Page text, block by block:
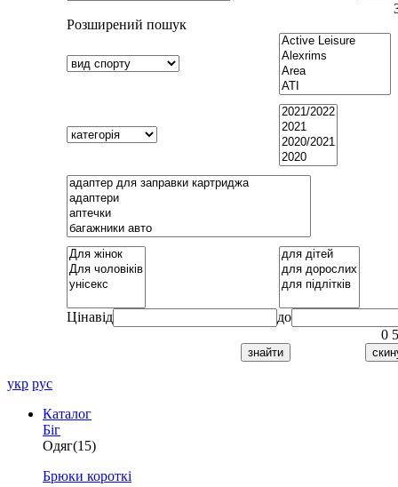
Розширений пошук
Цінавід
до
0
укр рус
Каталог
Біг
Одяг(15)
Брюки короткі